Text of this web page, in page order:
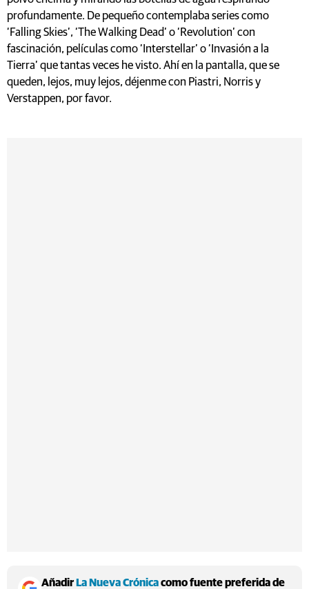
profundamente. De pequeño contemplaba series como
‘Falling Skies’, ‘The Walking Dead’ o ‘Revolution’ con
fascinación, películas como ‘Interstellar’ o ‘Invasión a la
Tierra’ que tantas veces he visto. Ahí en la pantalla, que se
queden, lejos, muy lejos, déjenme con Piastri, Norris y
Verstappen, por favor.
AñadirLa Nueva Crónicacomo fuente preferida de